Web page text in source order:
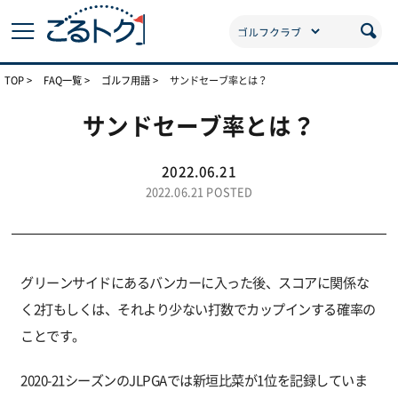
TOP FAQ一覧 ゴルフ用語 サンドセーブ率とは？
サンドセーブ率とは？
2022.06.21
2022.06.21 POSTED
グリーンサイドにあるバンカーに入った後、スコアに関係な
く2打もしくは、それより少ない打数でカップインする確率の
ことです。
2020-21シーズンのJLPGAでは新垣比菜が1位を記録していま